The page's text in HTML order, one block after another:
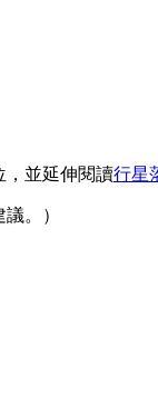
，並延伸閱讀行星
。）